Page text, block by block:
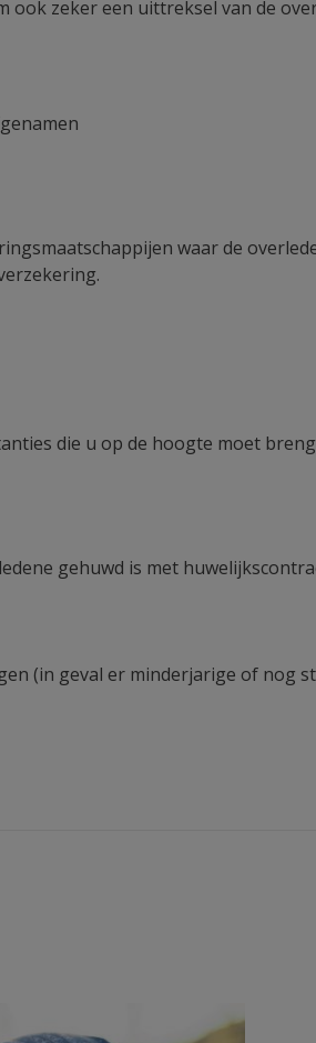
ook zeker een uittreksel van de
waar de
die u op de hoogte moet
gehuwd is met
(in geval er minderjarige of nog